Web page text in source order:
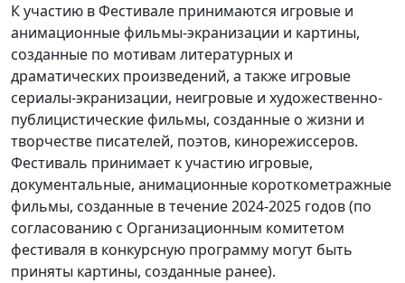
К участию в Фестивале принимаются игровые и
анимационные фильмы-экранизации и картины,
созданные по мотивам литературных и
драматических произведений, а также игровые
сериалы-экранизации, неигровые и художественно-
публицистические фильмы, созданные о жизни и
творчестве писателей, поэтов, кинорежиссеров.
Фестиваль принимает к участию игровые,
документальные, анимационные короткометражные
фильмы, созданные в течение 2024-2025 годов (по
согласованию с Организационным комитетом
фестиваля в конкурсную программу могут быть
приняты картины, созданные ранее).